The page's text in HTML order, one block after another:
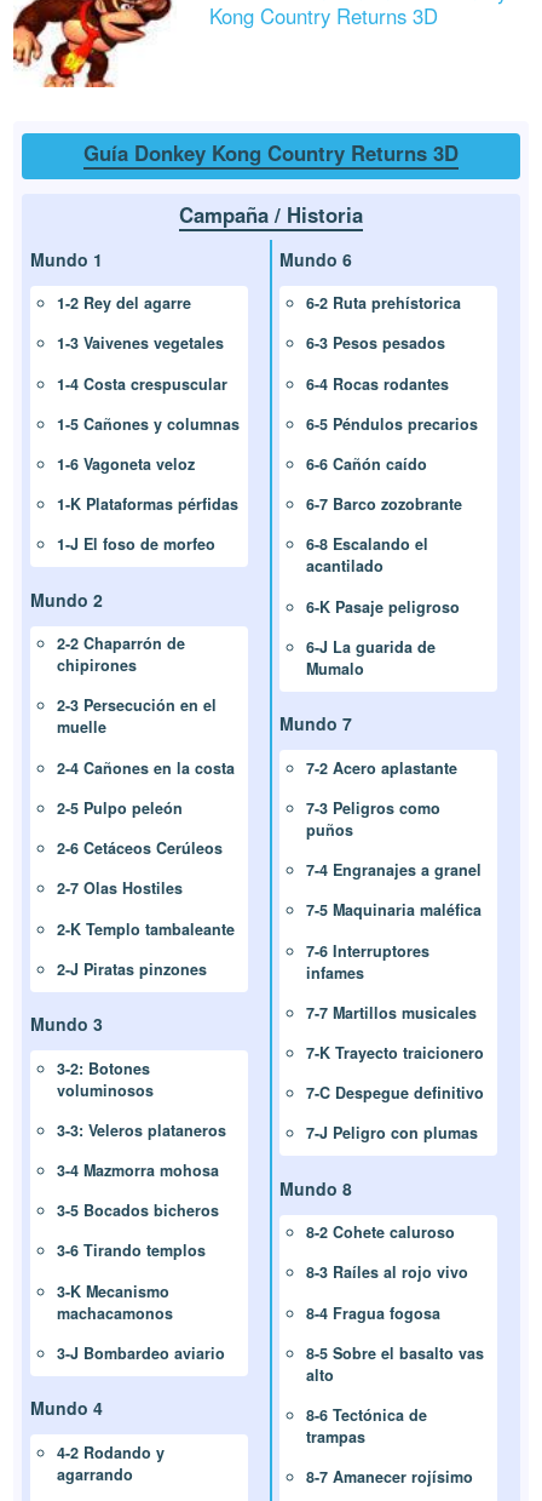
Kong Country Returns 3D
Guía Donkey Kong Country Returns 3D
Campaña / Historia
Mundo 1
1-2 Rey del agarre
1-3 Vaivenes vegetales
1-4 Costa crespuscular
1-5 Cañones y columnas
1-6 Vagoneta veloz
1-K Plataformas pérfidas
1-J El foso de morfeo
Mundo 2
2-2 Chaparrón de
chipirones
2-3 Persecución en el
muelle
2-4 Cañones en la costa
2-5 Pulpo peleón
2-6 Cetáceos Cerúleos
2-7 Olas Hostiles
2-K Templo tambaleante
2-J Piratas pinzones
Mundo 3
3-2: Botones
voluminosos
3-3: Veleros plataneros
3-4 Mazmorra mohosa
3-5 Bocados bicheros
3-6 Tirando templos
3-K Mecanismo
machacamonos
3-J Bombardeo aviario
Mundo 4
4-2 Rodando y
agarrando
Mundo 6
6-2 Ruta prehístorica
6-3 Pesos pesados
6-4 Rocas rodantes
6-5 Péndulos precarios
6-6 Cañón caído
6-7 Barco zozobrante
6-8 Escalando el
acantilado
6-K Pasaje peligroso
6-J La guarida de
Mumalo
Mundo 7
7-2 Acero aplastante
7-3 Peligros como
puños
7-4 Engranajes a granel
7-5 Maquinaria maléfica
7-6 Interruptores
infames
7-7 Martillos musicales
7-K Trayecto traicionero
7-C Despegue definitivo
7-J Peligro con plumas
Mundo 8
8-2 Cohete caluroso
8-3 Raíles al rojo vivo
8-4 Fragua fogosa
8-5 Sobre el basalto vas
alto
8-6 Tectónica de
trampas
8-7 Amanecer rojísimo